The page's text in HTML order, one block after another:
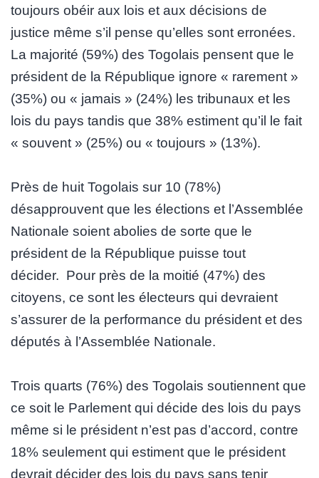
toujours obéir aux lois et aux décisions de
justice même s’il pense qu’elles sont erronées.
La majorité (59%) des Togolais pensent que le
président de la République ignore « rarement »
(35%) ou « jamais » (24%) les tribunaux et les
lois du pays tandis que 38% estiment qu’il le fait
« souvent » (25%) ou « toujours » (13%).
Près de huit Togolais sur 10 (78%)
désapprouvent que les élections et l’Assemblée
Nationale soient abolies de sorte que le
président de la République puisse tout
décider. Pour près de la moitié (47%) des
citoyens, ce sont les électeurs qui devraient
s’assurer de la performance du président et des
députés à l’Assemblée Nationale.
Trois quarts (76%) des Togolais soutiennent que
ce soit le Parlement qui décide des lois du pays
même si le président n’est pas d’accord, contre
18% seulement qui estiment que le président
devrait décider des lois du pays sans tenir